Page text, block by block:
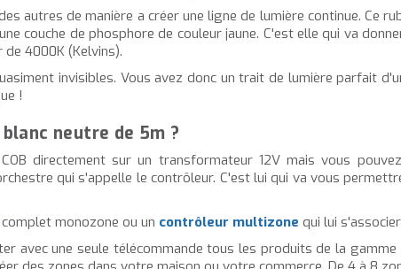
autres de manière a créer une ligne de lumière continue. Ce
couche de phosphore de couleur jaune. C'est elle qui va
4000K (Kelvins).
invisibles. Vous avez donc un trait de lumière parfait
!
neutre de 5m ?
directement sur un transformateur 12V mais vous
qui s'appelle le contrôleur. C'est lui qui va vous
complet monozone ou un contrôleur multizone qui lui
avec une seule télécommande tous les produits de la gamme